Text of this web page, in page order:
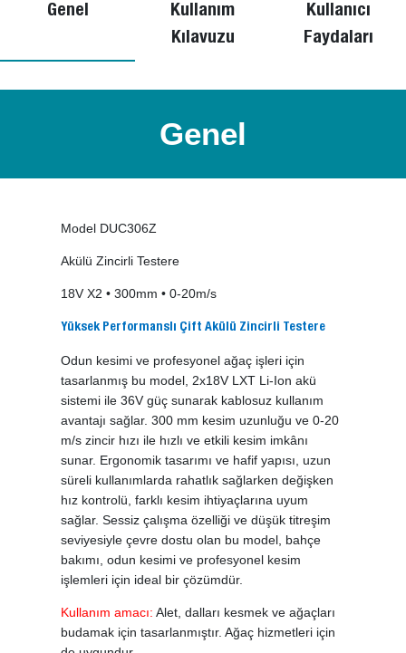
Genel
Kullanım
Kılavuzu
Kullanıcı
Faydaları
Genel
Model DUC306Z
Akülü Zincirli Testere
18V X2 • 300mm • 0-20m/s
Yüksek Performanslı Çift Akülü Zincirli Testere
Odun kesimi ve profesyonel ağaç işleri için
tasarlanmış bu model, 2x18V LXT Li-Ion akü
sistemi ile 36V güç sunarak kablosuz kullanım
avantajı sağlar. 300 mm kesim uzunluğu ve 0-20
m/s zincir hızı ile hızlı ve etkili kesim imkânı
sunar. Ergonomik tasarımı ve hafif yapısı, uzun
süreli kullanımlarda rahatlık sağlarken değişken
hız kontrolü, farklı kesim ihtiyaçlarına uyum
sağlar. Sessiz çalışma özelliği ve düşük titreşim
seviyesiyle çevre dostu olan bu model, bahçe
bakımı, odun kesimi ve profesyonel kesim
işlemleri için ideal bir çözümdür.
Kullanım amacı:Alet, dalları kesmek ve ağaçları
budamak için tasarlanmıştır. Ağaç hizmetleri için